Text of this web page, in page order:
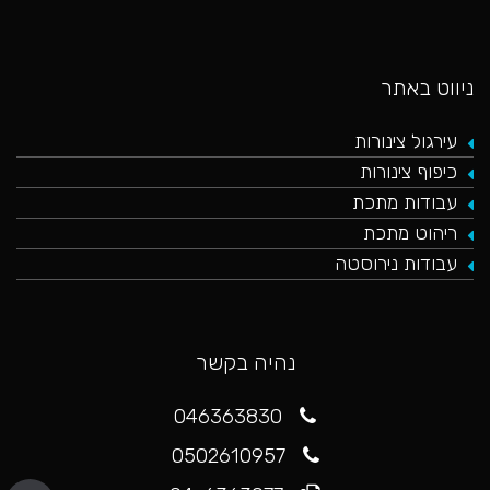
ניווט באתר
עירגול צינורות
כיפוף צינורות
עבודות מתכת
ריהוט מתכת
עבודות נירוסטה
נהיה בקשר
046363830
0502610957